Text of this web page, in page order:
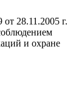
28.11.2005 г.
и охране